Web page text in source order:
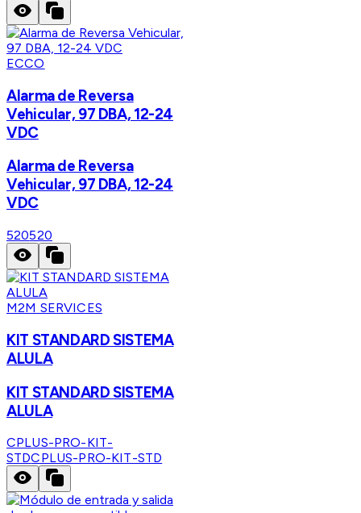
ECCO
Alarma de Reversa
Vehicular, 97 DBA, 12-24
VDC
Alarma de Reversa
Vehicular, 97 DBA, 12-24
VDC
520520
M2M SERVICES
KIT STANDARD SISTEMA
ALULA
KIT STANDARD SISTEMA
ALULA
CPLUS-PRO-KIT-
STDCPLUS-PRO-KIT-STD